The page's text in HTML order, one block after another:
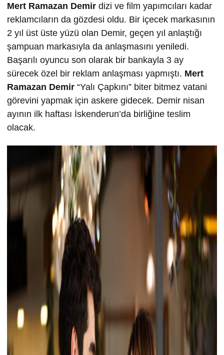
Mert Ramazan Demir dizi ve film yapımcıları kadar
reklamcıların da gözdesi oldu. Bir içecek markasının
2 yıl üst üste yüzü olan Demir, geçen yıl anlaştığı
şampuan markasıyla da anlaşmasını yeniledi.
Başarılı oyuncu son olarak bir bankayla 3 ay
sürecek özel bir reklam anlaşması yapmıştı. Mert
Ramazan Demir “Yalı Çapkını” biter bitmez vatani
görevini yapmak için askere gidecek. Demir nisan
ayının ilk haftası İskenderun’da birliğine teslim
olacak.